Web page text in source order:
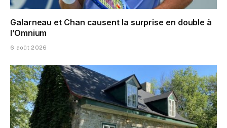
Galarneau et Chan causent la surprise en double à
l’Omnium
6 août 2026